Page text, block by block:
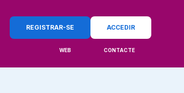
REGISTRAR-SE ACCEDIR
WEB CONTACTE